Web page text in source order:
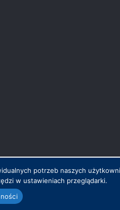
potrzeb naszych
w ustawieniach przeglądarki.